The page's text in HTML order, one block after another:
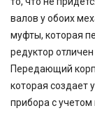
валов у обоих
муфты, которая
редуктор
Передающий
которая создает
прибора с учетом